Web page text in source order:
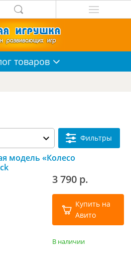
товаров
Фильтры
модель «Колесо
3 790 р.
Купить на
Авито
В наличии